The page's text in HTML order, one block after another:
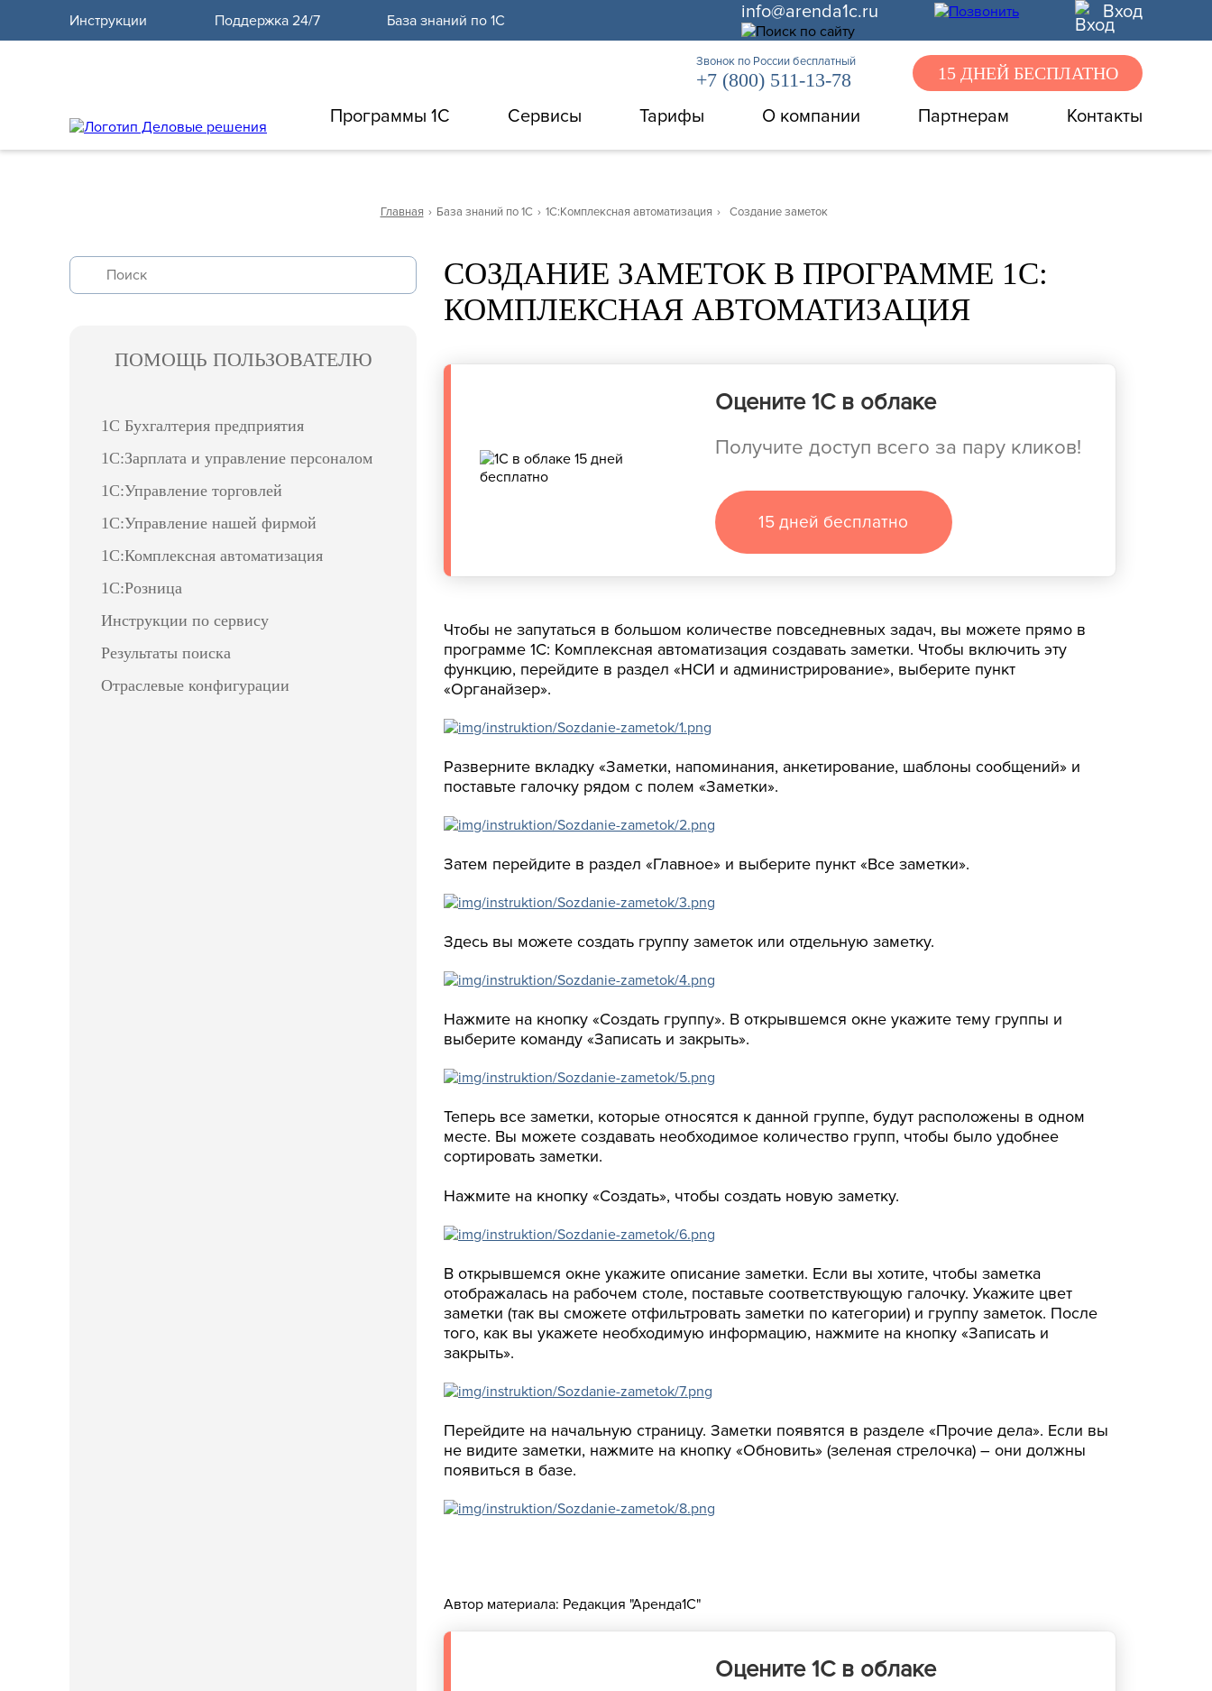
Инструкции Поддержка 24/7 База знаний по 1С info@arenda1c.ru Вход
Звонок по России бесплатный
+7 (800) 511-13-78 15 ДНЕЙ БЕСПЛАТНО
Программы 1С Сервисы Тарифы О компании Партнерам Контакты
Главная › База знаний по 1С › 1С:Комплексная автоматизация › Создание заметок
ПОМОЩЬ ПОЛЬЗОВАТЕЛЮ
1С Бухгалтерия предприятия
1С:Зарплата и управление персоналом
1С:Управление торговлей
1С:Управление нашей фирмой
1С:Комплексная автоматизация
1С:Розница
Инструкции по сервису
Результаты поиска
Отраслевые конфигурации
СОЗДАНИЕ ЗАМЕТОК В ПРОГРАММЕ 1С:
КОМПЛЕКСНАЯ АВТОМАТИЗАЦИЯ
Оцените 1С в облаке
Получите доступ всего за пару кликов!
15 дней бесплатно
Чтобы не запутаться в большом количестве повседневных задач, вы можете прямо в
программе 1С: Комплексная автоматизация создавать заметки. Чтобы включить эту
функцию, перейдите в раздел «НСИ и администрирование», выберите пункт
«Органайзер».
Разверните вкладку «Заметки, напоминания, анкетирование, шаблоны сообщений» и
поставьте галочку рядом с полем «Заметки».
Затем перейдите в раздел «Главное» и выберите пункт «Все заметки».
Здесь вы можете создать группу заметок или отдельную заметку.
Нажмите на кнопку «Создать группу». В открывшемся окне укажите тему группы и
выберите команду «Записать и закрыть».
Теперь все заметки, которые относятся к данной группе, будут расположены в одном
месте. Вы можете создавать необходимое количество групп, чтобы было удобнее
сортировать заметки.
Нажмите на кнопку «Создать», чтобы создать новую заметку.
В открывшемся окне укажите описание заметки. Если вы хотите, чтобы заметка
отображалась на рабочем столе, поставьте соответствующую галочку. Укажите цвет
заметки (так вы сможете отфильтровать заметки по категории) и группу заметок. После
того, как вы укажете необходимую информацию, нажмите на кнопку «Записать и
закрыть».
Перейдите на начальную страницу. Заметки появятся в разделе «Прочие дела». Если вы
не видите заметки, нажмите на кнопку «Обновить» (зеленая стрелочка) – они должны
появиться в базе.
Автор материала: Редакция "Аренда1С"
Оцените 1С в облаке